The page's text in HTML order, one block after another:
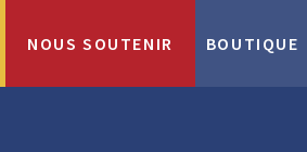
NOUS SOUTENIR BOUTIQUE